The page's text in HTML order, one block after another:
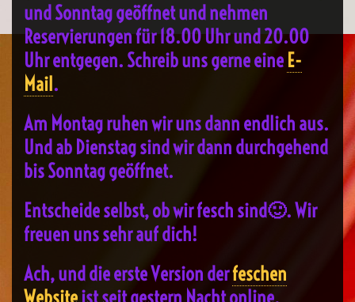
und Sonntag geöffnet und nehmen
Reservierungen für 18.00 Uhr und 20.00
Uhr entgegen. Schreib uns gerne eine E-
Mail.
Am Montag ruhen wir uns dann endlich aus.
Und ab Dienstag sind wir dann durchgehend
bis Sonntag geöffnet.
Entscheide selbst, ob wir fesch sind🙂. Wir
freuen uns sehr auf dich!
Ach, und die erste Version derfeschen